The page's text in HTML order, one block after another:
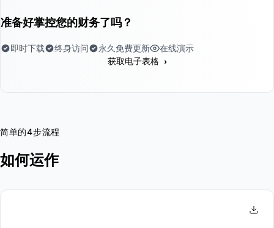
准备好掌控您的财务了吗？
即时下载 终身访问 永久免费更新 在线演示
获取电子表格 ›
简单的4步流程
如何运作